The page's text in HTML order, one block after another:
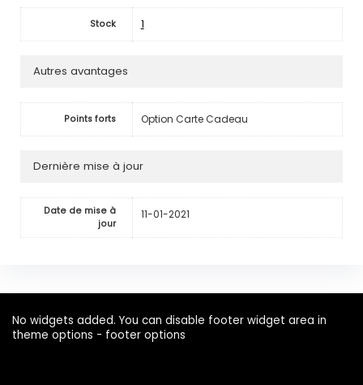
Stock 1
Autres avantages
Points forts Option Carte Cadeau
Dernière mise à jour
Date de mise à
jour
11-01-2021
No widgets added. You can disable footer widget area in
theme options - footer options